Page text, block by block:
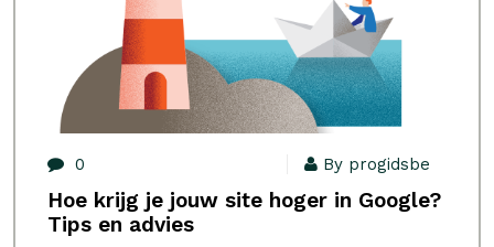
0 By progidsbe
Hoe krijg je jouw site hoger in Google?
Tips en advies